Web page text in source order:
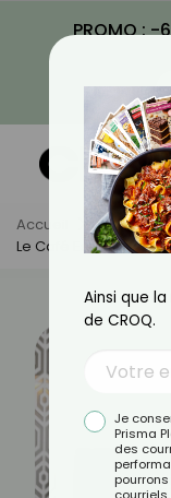
PROMO :
Accueil Actus
Le Café Est-Il Un
Ainsi que
de CROQ.
Je
Prisma
des